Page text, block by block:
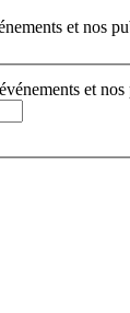
et nos
et